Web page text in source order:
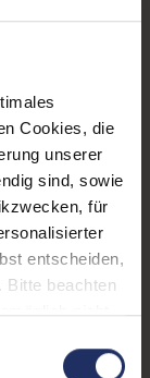
Cookies, die
unserer
sind, sowie
für
entscheiden,
Bitte beachten
nicht
- 3.5
Bluetooth,
RJ-45, 1x
USB 3 Typ
2x USB 3ohne